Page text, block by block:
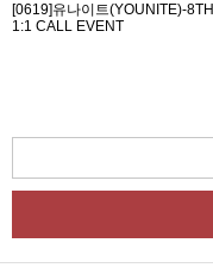
[0619]유나이트(YOUNITE)-
1:1 CALL EVENT